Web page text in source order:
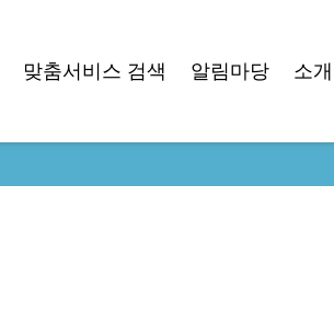
맞춤서비스 검색 알림마당 소개